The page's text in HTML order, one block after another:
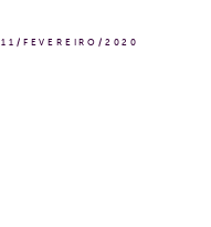
11/FEVEREIRO/2020